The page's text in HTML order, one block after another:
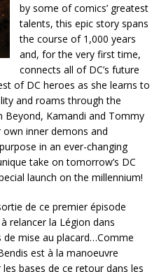
by some of comics’ greatest
talents, this epic story spans
the course of 1,000 years
and, for the very first time,
connects all of DC’s future
of DC heroes as she learns to
and roams through the
Kamandi and Tommy
inner demons and
in an ever-changing
take on tomorrow’s DC
launch on the millennium!
de ce premier épisode
relancer la Légion dans
de mise au placard…Comme
est à la manoeuvre
bases de ce retour dans les